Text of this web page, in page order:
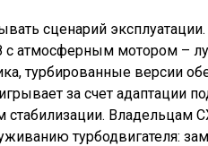
сценарий
с атмосферным мотором –
турбированные версии
за счет адаптации
стабилизации. Владельцам
турбодвигателя: